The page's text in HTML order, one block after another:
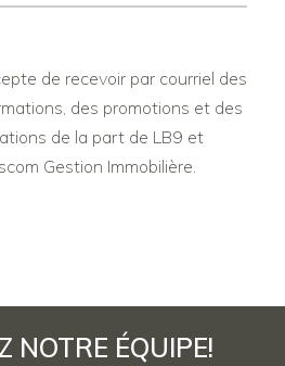
de recevoir par courriel des
des promotions et des
de la part de LB9 et
Gestion Immobilière.
NOTRE ÉQUIPE!